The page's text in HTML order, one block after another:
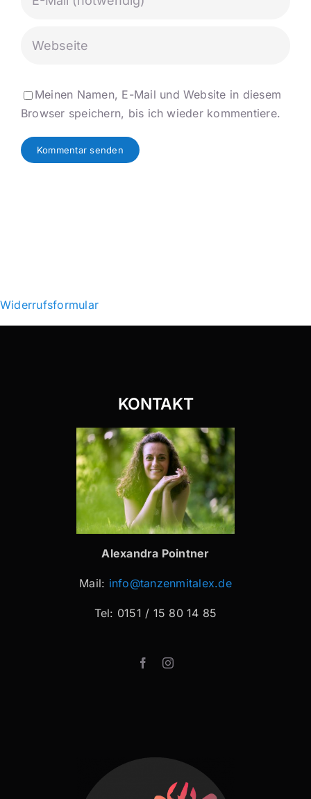
Meinen Namen, E-Mail und Website in diesem
Browser speichern, bis ich wieder kommentiere.
Widerrufsformular
KONTAKT
Alexandra Pointner
Mail: info@tanzenmitalex.de
Tel: 0151 / 15 80 14 85